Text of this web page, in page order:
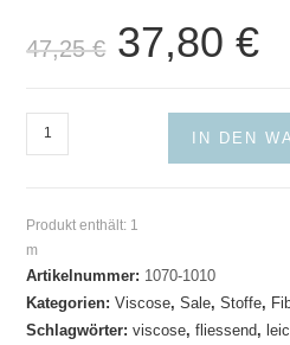
47,25€
Ursprünglicher
Preis
war:
37,80€
Viscose
Kraniche
Menge
IN DEN
Produkt enthält: 1
m
Artikelnummer: 1070-1010
Kategorien:Viscose,Sale,Stoffe,
Schlagwörter:viscose,fliessend,